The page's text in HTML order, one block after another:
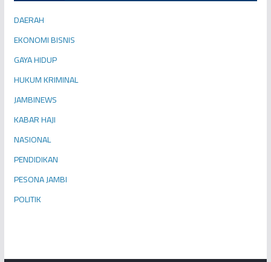
DAERAH
EKONOMI BISNIS
GAYA HIDUP
HUKUM KRIMINAL
JAMBINEWS
KABAR HAJI
NASIONAL
PENDIDIKAN
PESONA JAMBI
POLITIK